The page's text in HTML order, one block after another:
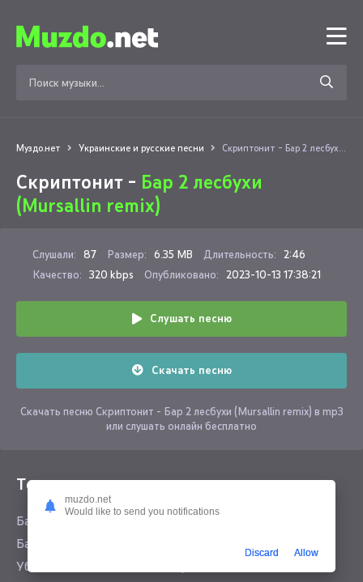
Муздо.нет Украинские и русские песни Скриптонит - Бар 2 лесбухи (Mursallin remix)
Скриптонит - Бар 2 лесбухи
(Mursallin remix)
Слушали: 87 Размер: 6.35 MB Длительность: 2:46
Качество: 320 kbps Опубликовано: 2023-10-13 17:38:21
Слушать песню
Скачать песню
Скачать песню Скриптонит - Бар 2 лесбухи (Mursallin remix) в mp3
или слушать онлайн бесплатно
Текст песни
Бар 2 лесбухи пырло гашик ящик Миллер
Бармен прогоняем выпить на сегодня ты их киллер
Убей их за мой счет еще отправь их мой стол еще
muzdo.net
Would like to send you notifications
Discard Allow